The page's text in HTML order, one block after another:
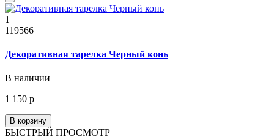
1
119566
Декоративная тарелка Черный конь
В наличии
1 150 р
В корзину
БЫСТРЫЙ ПРОСМОТР